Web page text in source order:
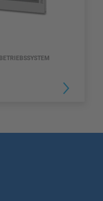
BETRIEBSSYSTEM